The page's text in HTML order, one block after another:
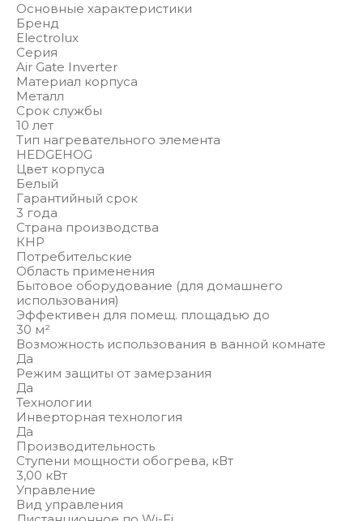
Основные характеристики
Бренд
Electrolux
Серия
Air Gate Inverter
Материал корпуса
Металл
Срок службы
10 лет
Тип нагревательного элемента
HEDGEHOG
Цвет корпуса
Белый
Гарантийный срок
3 года
Страна производства
КНР
Потребительские
Область применения
Бытовое оборудование (для домашнего
использования)
Эффективен для помещ. площадью до
30 м²
Возможность использования в ванной комнате
Да
Режим защиты от замерзания
Да
Технологии
Инверторная технология
Да
Производительность
Ступени мощности обогрева, кВт
3,00 кВт
Управление
Вид управления